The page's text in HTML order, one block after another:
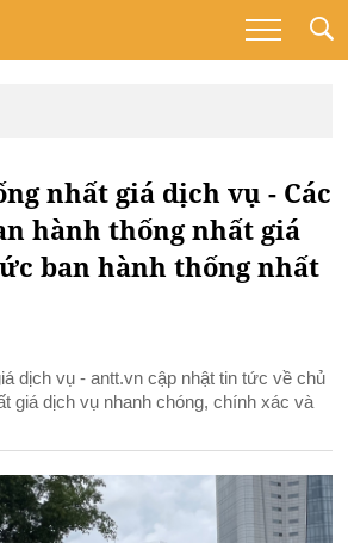
nhất giá dịch vụ - Các
hành thống nhất giá
ban hành thống nhất
dịch vụ - antt.vn cập nhật tin tức về chủ
giá dịch vụ nhanh chóng, chính xác và